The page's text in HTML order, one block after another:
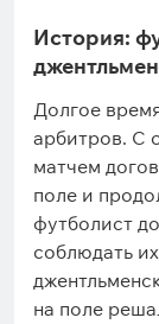
История:
Долгое
арбитров. С
матчем
поле и
футболист
соблюдать
на поле